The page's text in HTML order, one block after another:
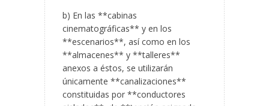
b) En las **cabinas
cinematográficas** y en los
**escenarios**, así como en los
**almacenes** y **talleres**
anexos a éstos, se utilizarán
únicamente **canalizaciones**
constituidas por **conductores